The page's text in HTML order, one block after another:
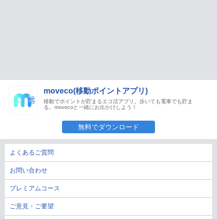
moveco(移動ポイントアプリ)
移動でポイントが貯まるエコ活アプリ。歩いても電車でも貯ま
る。movecoと一緒にお出かけしよう！
無料でダウンロード
よくあるご質問
お問い合わせ
プレミアムコース
ご意見・ご要望